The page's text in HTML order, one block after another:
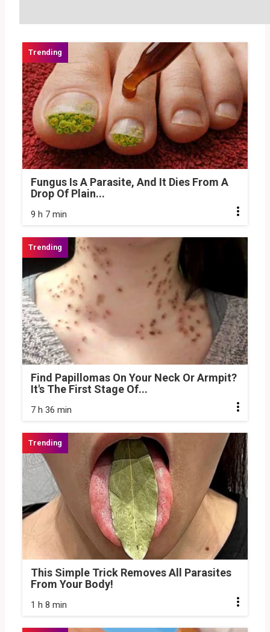
Fungus Is A Parasite, And It Dies From A
Drop Of Plain...
9 h 7 min
Find Papillomas On Your Neck Or Armpit?
It's The First Stage Of...
7 h 36 min
This Simple Trick Removes All Parasites
From Your Body!
1 h 8 min